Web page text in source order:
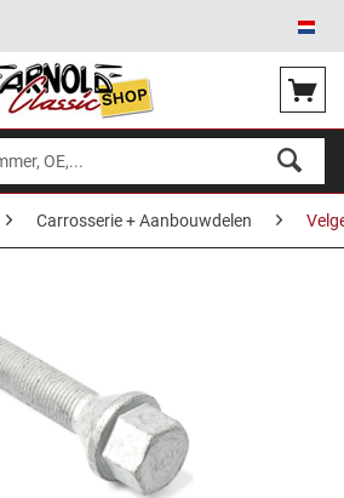
Carrosserie + Aanbouwdelen